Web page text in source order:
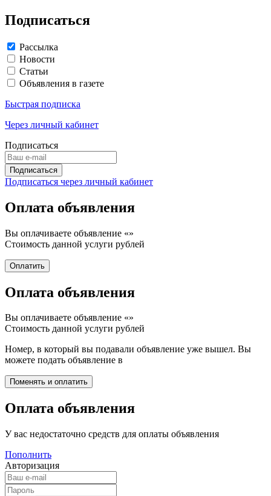
Подписаться
Рассылка
Новости
Статьи
Объявления в газете
Быстрая подписка
Через личный кабинет
Подписаться
Подписаться через личный кабинет
Оплата объявления
Вы оплачиваете объявление «»
Стоимость данной услуги рублей
Оплата объявления
Вы оплачиваете объявление «»
Стоимость данной услуги рублей
Номер, в который вы подавали объявление уже вышел. Вы
можете подать объявление в
Оплата объявления
У вас недостаточно средств для оплаты объявления
Пополнить
Авторизация